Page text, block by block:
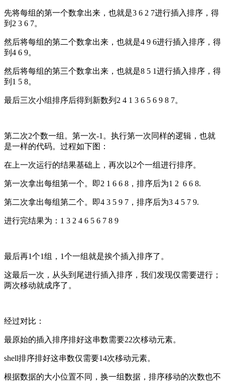
先将每组的第一个数拿出来，也就是3 6 2 7进行插入排序，得
到2 3 6 7。
然后将每组的第二个数拿出来，也就是4 9 6进行插入排序，得
到4 6 9。
然后将每组的第三个数拿出来，也就是8 5 1进行插入排序，得
到1 5 8。
最后三次小组排序后得到新数列2 4 1 3 6 5 6 9 8 7。
第二次2个数一组。第一次-1。执行第一次同样的逻辑，也就
是一样的代码。过程如下图：
在上一次运行的结果基础上，再次以2个一组进行排序。
第一次拿出每组第一个。即2 1 6 6 8，排序后为1 2 6 6 8.
第二次拿出每组第二个。即4 3 5 9 7，排序后为3 4 5 7 9.
进行完结果为：1 3 2 4 6 5 6 7 8 9
最后再1个1组，1个一组就是挨个插入排序了。
这最后一次，从头到尾进行插入排序，我们发现仅需要进行；
两次移动就成序了。
经过对比：
最原始的插入排序排好这串数需要22次移动元素。
shell排序排好这串数仅需要14次移动元素。
根据数据的大小位置不同，换一组数据，排序移动的次数也不